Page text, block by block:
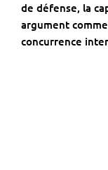
de défense, la
argument
concurrence